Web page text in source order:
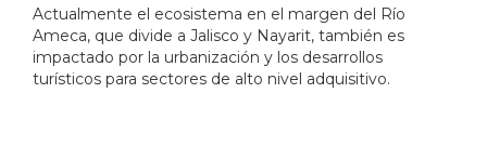
Actualmente el ecosistema en el margen del Río
Ameca, que divide a Jalisco y Nayarit, también es
impactado por la urbanización y los desarrollos
turísticos para sectores de alto nivel adquisitivo.